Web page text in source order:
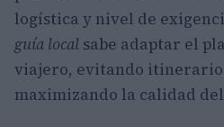
logística y nivel de
guía local sabe adaptar el
viajero, evitando
maximizando la calidad